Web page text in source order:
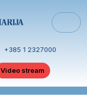
+385 1 2327000
Video stream